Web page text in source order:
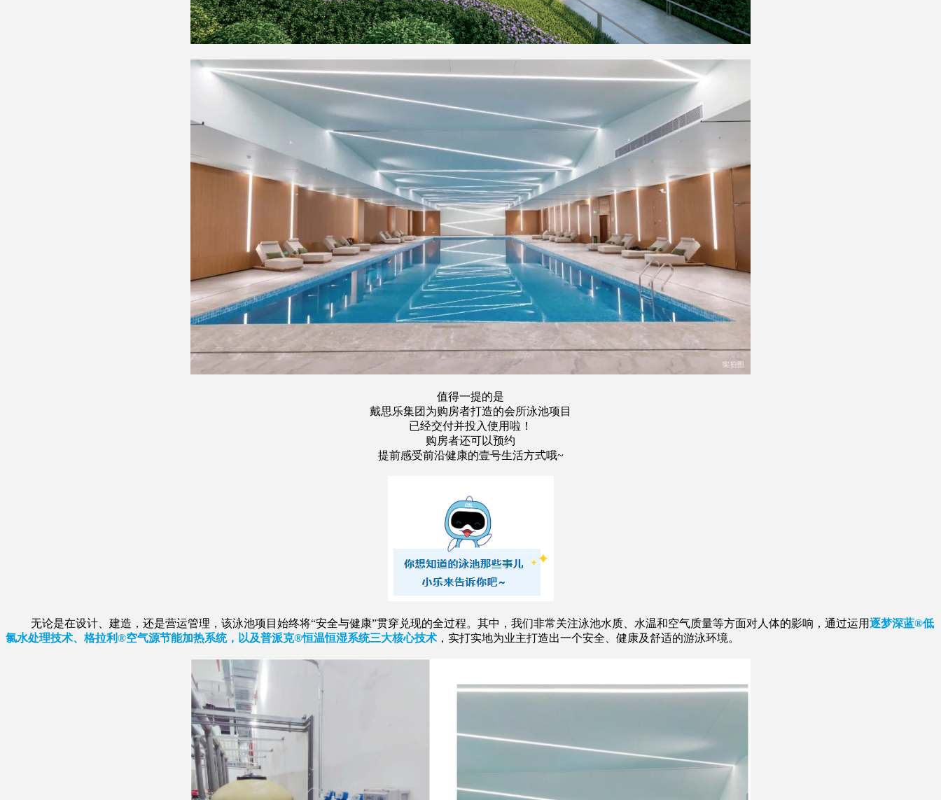
值得一提的是
戴思乐集团为购房者打造的会所泳池项目
已经交付并投入使用啦！
购房者还可以预约
提前感受前沿健康的壹号生活方式哦~
无论是在设计、建造，还是营运管理，该泳池项目始终将“安全与健康”贯穿兑现的全过程。其中，我们非常关注泳池水质、水温和空气质量等方面对人体的影响，通过运用逐梦深蓝®低
氯水处理技术、格拉利®空气源节能加热系统，以及普派克®恒温恒湿系统三大核心技术 ，实打实地为业主打造出一个安全、健康及舒适的游泳环境。